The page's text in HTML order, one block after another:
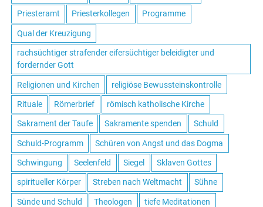
Priesteramt Priesterkollegen Programme
Qual der Kreuzigung
rachsüchtiger strafender eifersüchtiger beleidigter und
fordernder Gott
Religionen und Kirchen religiöse Bewussteinskontrolle
Rituale Römerbrief römisch katholische Kirche
Sakrament der Taufe Sakramente spenden Schuld
Schuld-Programm Schüren von Angst und das Dogma
Schwingung Seelenfeld Siegel Sklaven Gottes
spiritueller Körper Streben nach Weltmacht Sühne
Sünde und Schuld Theologen tiefe Meditationen